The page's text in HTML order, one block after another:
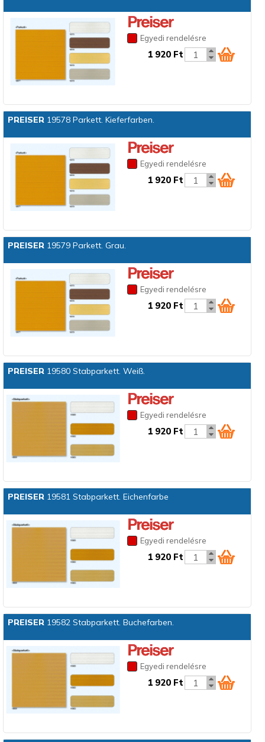
Egyedi rendelésre
1 920 Ft
PREISER19578 Parkett. Kieferfarben.
Egyedi rendelésre
1 920 Ft
PREISER19579 Parkett. Grau.
Egyedi rendelésre
1 920 Ft
PREISER19580 Stabparkett. Weiß.
Egyedi rendelésre
1 920 Ft
PREISER19581 Stabparkett. Eichenfarbe
Egyedi rendelésre
1 920 Ft
PREISER19582 Stabparkett. Buchefarben.
Egyedi rendelésre
1 920 Ft